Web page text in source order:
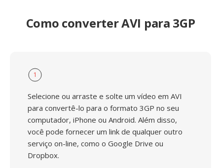
Como converter AVI para 3GP
1
Selecione ou arraste e solte um vídeo em AVI
para convertê-lo para o formato 3GP no seu
computador, iPhone ou Android. Além disso,
você pode fornecer um link de qualquer outro
serviço on-line, como o Google Drive ou
Dropbox.